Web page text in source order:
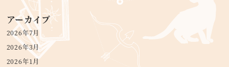
アーカイブ
2026年7月
2026年3月
2026年1月